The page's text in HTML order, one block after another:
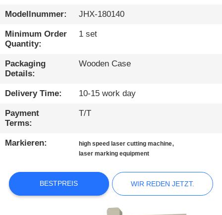
WERKSBESICHTIGUNG
QUALITÄTSKONTROLLE
SIE
UNS
NEUIGKEITEN
WIR
REDEN
Modellnummer: JHX-180140
Minimum Order
Quantity:
1 set
Packaging
Details:
Wooden Case
Delivery Time: 10-15 work day
Payment
Terms:
T/T
Markieren: high speed laser cutting machine,
laser marking equipment
BESTPREIS WIR REDEN JETZT.